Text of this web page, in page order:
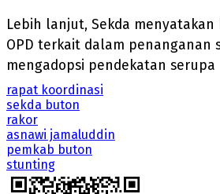
Lebih lanjut, Sekda
OPD terkait dalam penanganan
mengadopsi pendekatan
rapat koordinasi
sekda buton
rakor
asnawi jamaluddin
pemkab buton
stunting